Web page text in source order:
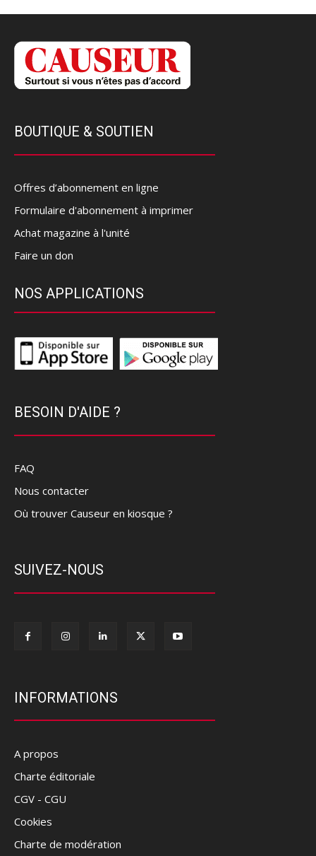
BOUTIQUE & SOUTIEN
Offres d’abonnement en ligne
Formulaire d'abonnement à imprimer
Achat magazine à l'unité
Faire un don
NOS APPLICATIONS
BESOIN D'AIDE ?
FAQ
Nous contacter
Où trouver Causeur en kiosque ?
SUIVEZ-NOUS
INFORMATIONS
A propos
Charte éditoriale
CGV - CGU
Cookies
Charte de modération